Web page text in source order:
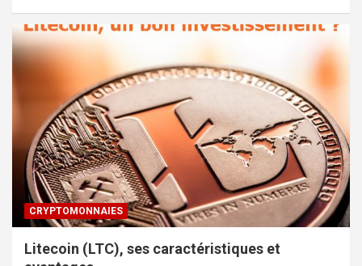
CRYPTOMONNAIES
Litecoin (LTC), ses caractéristiques et